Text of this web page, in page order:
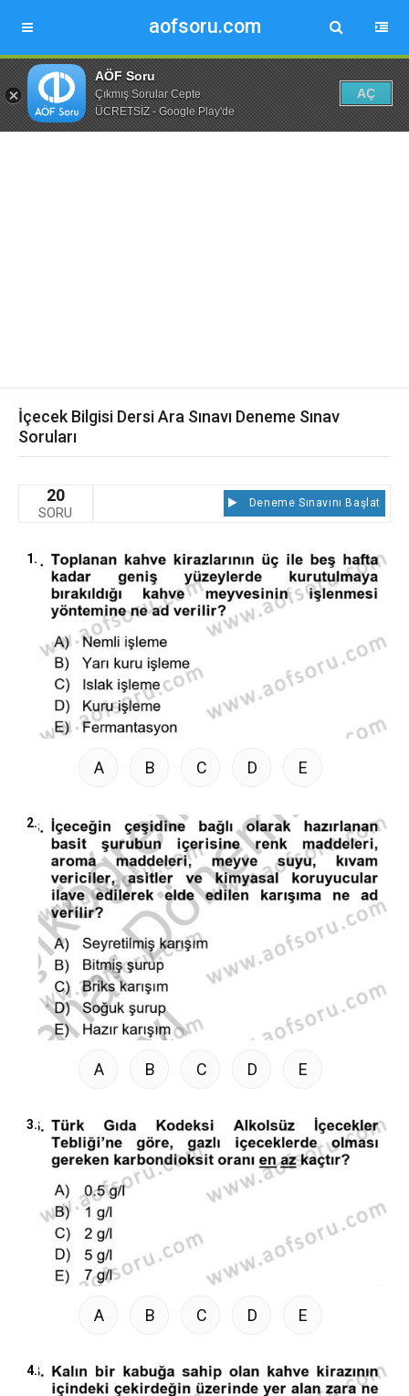
aofsoru.com
AÖF Soru
Çıkmış Sorular Cepte
ÜCRETSİZ - Google Play'de
AÇ
İçecek Bilgisi Dersi Ara Sınavı Deneme Sınav
Soruları
20
SORU
Deneme Sınavını Başlat
1.
A B C D E
2.
A B C D E
3.
A B C D E
4.